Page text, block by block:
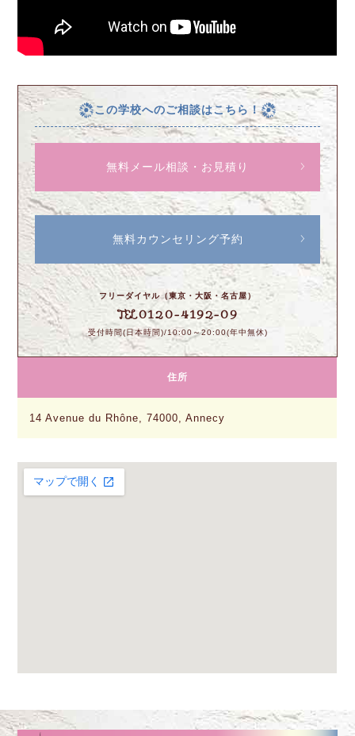
この学校へのご相談はこちら！
無料メール相談・お見積り
無料カウンセリング予約
フリーダイヤル（東京・大阪・名古屋）
TEL0120-4192-09
受付時間(日本時間)/10:00～20:00(年中無休)
住所
14 Avenue du Rhône, 74000, Annecy